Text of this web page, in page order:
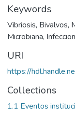
Keywords
Vibriosis, Bivalvos,
Microbiana,
URI
https://
Collections
1.1 Eventos